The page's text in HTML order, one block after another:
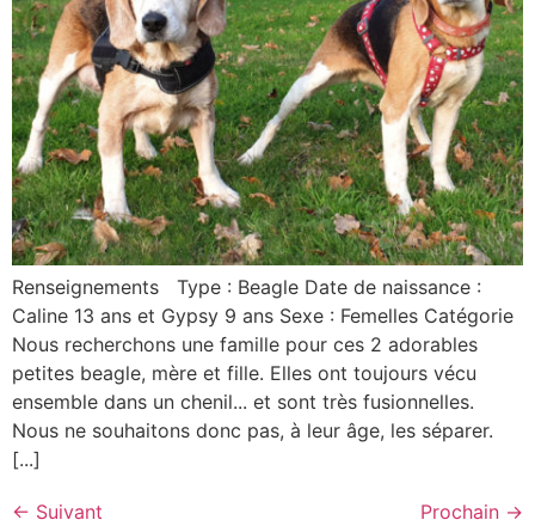
Renseignements Type : Beagle Date de naissance :
Caline 13 ans et Gypsy 9 ans Sexe : Femelles Catégorie
Nous recherchons une famille pour ces 2 adorables
petites beagle, mère et fille. Elles ont toujours vécu
ensemble dans un chenil... et sont très fusionnelles.
Nous ne souhaitons donc pas, à leur âge, les séparer.
[...]
← Suivant Prochain →